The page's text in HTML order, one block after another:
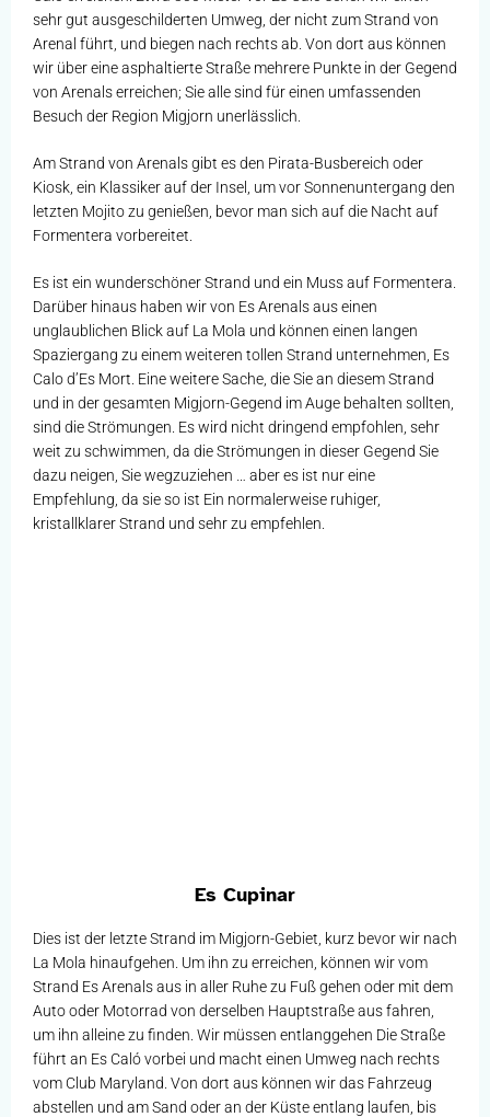
sehr gut ausgeschilderten Umweg, der nicht zum Strand von
Arenal führt, und biegen nach rechts ab. Von dort aus können
wir über eine asphaltierte Straße mehrere Punkte in der Gegend
von Arenals erreichen; Sie alle sind für einen umfassenden
Besuch der Region Migjorn unerlässlich.
Am Strand von Arenals gibt es den Pirata-Busbereich oder
Kiosk, ein Klassiker auf der Insel, um vor Sonnenuntergang den
letzten Mojito zu genießen, bevor man sich auf die Nacht auf
Formentera vorbereitet.
Es ist ein wunderschöner Strand und ein Muss auf Formentera.
Darüber hinaus haben wir von Es Arenals aus einen
unglaublichen Blick auf La Mola und können einen langen
Spaziergang zu einem weiteren tollen Strand unternehmen, Es
Calo d’Es Mort. Eine weitere Sache, die Sie an diesem Strand
und in der gesamten Migjorn-Gegend im Auge behalten sollten,
sind die Strömungen. Es wird nicht dringend empfohlen, sehr
weit zu schwimmen, da die Strömungen in dieser Gegend Sie
dazu neigen, Sie wegzuziehen … aber es ist nur eine
Empfehlung, da sie so ist Ein normalerweise ruhiger,
kristallklarer Strand und sehr zu empfehlen.
Es Cupinar
Dies ist der letzte Strand im Migjorn-Gebiet, kurz bevor wir nach
La Mola hinaufgehen. Um ihn zu erreichen, können wir vom
Strand Es Arenals aus in aller Ruhe zu Fuß gehen oder mit dem
Auto oder Motorrad von derselben Hauptstraße aus fahren,
um ihn alleine zu finden. Wir müssen entlanggehen Die Straße
führt an Es Caló vorbei und macht einen Umweg nach rechts
vom Club Maryland. Von dort aus können wir das Fahrzeug
abstellen und am Sand oder an der Küste entlang laufen, bis